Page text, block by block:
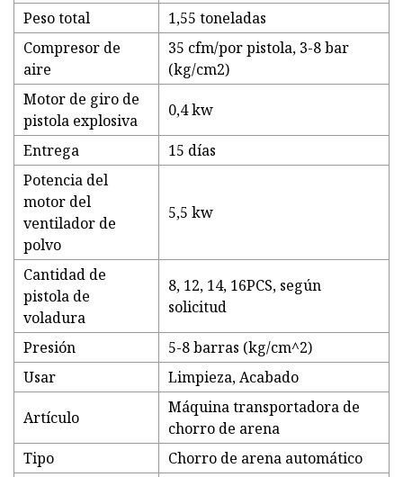
Peso total
1,55 toneladas
Compresor de
aire
35 cfm/por pistola, 3-8 bar
(kg/cm2)
Motor de giro de
pistola explosiva
0,4 kw
Entrega
15 días
Potencia del
motor del
ventilador de
polvo
5,5 kw
Cantidad de
pistola de
voladura
8, 12, 14, 16PCS, según
solicitud
Presión
5-8 barras (kg/cm^2)
Usar
Limpieza, Acabado
Artículo
Máquina transportadora de
chorro de arena
Tipo
Chorro de arena automático